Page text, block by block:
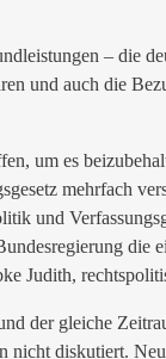
– die
und auch die
um es
mehrfach
und
Judith,
der gleiche
diskutiert.